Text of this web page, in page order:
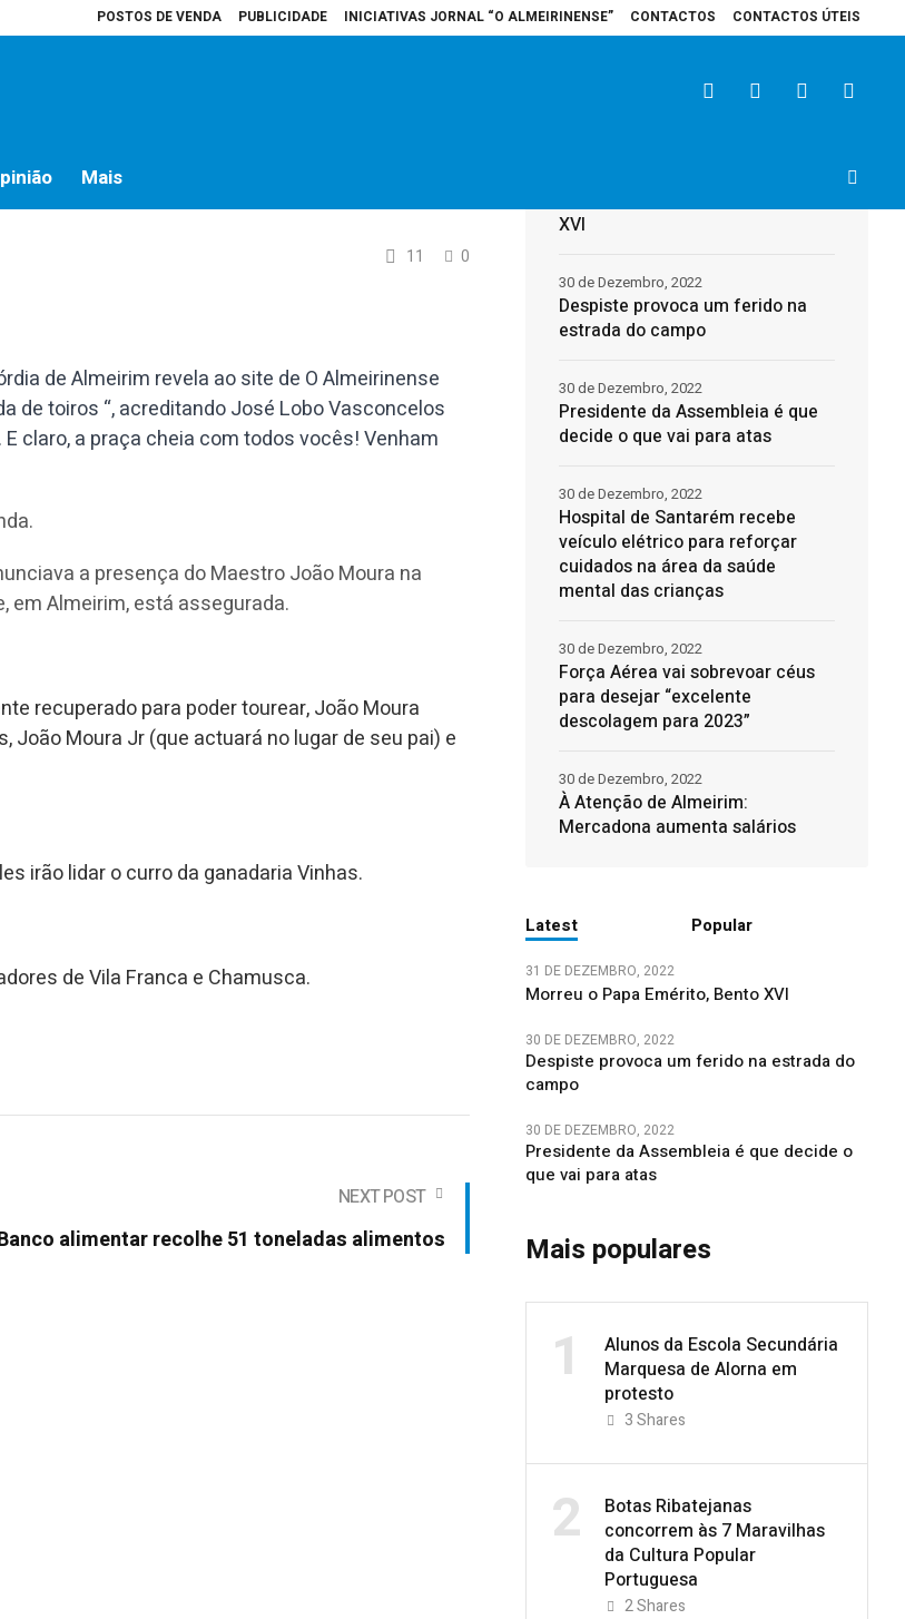
POSTOS DE VENDA PUBLICIDADE INICIATIVAS JORNAL “O ALMEIRINENSE” CONTACTOS CONTACTOS ÚTEIS
da Assembleia é que decide o que vai para atas Hospital de Santarém recebe veículo elétrico para reforçar cuidados na área
Mais
11 0
de Almeirim revela ao site de O Almeirinense
de toiros “, acreditando José Lobo Vasconcelos
claro, a praça cheia com todos vocês! Venham
a presença do Maestro João Moura na
em Almeirim, está assegurada.
recuperado para poder tourear, João Moura
Moura Jr (que actuará no lugar de seu pai) e
irão lidar o curro da ganadaria Vinhas.
de Vila Franca e Chamusca.
NEXT POST
alimentar recolhe 51 toneladas alimentos
XVI
Despiste provoca um ferido na
estrada do campo
30 de Dezembro, 2022
Presidente da Assembleia é que
decide o que vai para atas
30 de Dezembro, 2022
Hospital de Santarém recebe
veículo elétrico para reforçar
cuidados na área da saúde
mental das crianças
30 de Dezembro, 2022
Força Aérea vai sobrevoar céus
para desejar “excelente
descolagem para 2023”
30 de Dezembro, 2022
À Atenção de Almeirim:
Mercadona aumenta salários
30 de Dezembro, 2022
Latest Popular
31 DE DEZEMBRO, 2022
Morreu o Papa Emérito, Bento XVI
30 DE DEZEMBRO, 2022
Despiste provoca um ferido na estrada do
campo
30 DE DEZEMBRO, 2022
Presidente da Assembleia é que decide o
que vai para atas
Mais populares
1
Alunos da Escola Secundária
Marquesa de Alorna em
protesto
3Shares
2
Botas Ribatejanas
concorrem às 7 Maravilhas
da Cultura Popular
Portuguesa
2Shares